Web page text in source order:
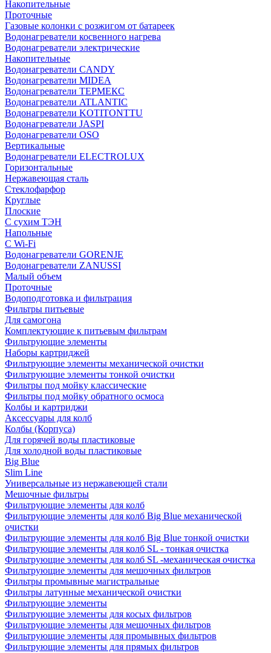
Накопительные
Проточные
Газовые колонки с розжигом от батареек
Водонагреватели косвенного нагрева
Водонагреватели электрические
Накопительные
Водонагреватели CANDY
Водонагреватели MIDEA
Водонагреватели ТЕРМЕКС
Водонагреватели ATLANTIC
Водонагреватели KOTITONTTU
Водонагреватели JASPI
Водонагреватели OSO
Вертикальные
Водонагреватели ELECTROLUX
Горизонтальные
Нержавеющая сталь
Стеклофарфор
Круглые
Плоские
С сухим ТЭН
Напольные
С Wi-Fi
Водонагреватели GORENJE
Водонагреватели ZANUSSI
Малый объем
Проточные
Водоподготовка и фильтрация
Фильтры питьевые
Для самогона
Комплектующие к питьевым фильтрам
Фильтрующие элементы
Наборы картриджей
Фильтрующие элементы механической очистки
Фильтрующие элементы тонкой очистки
Фильтры под мойку классические
Фильтры под мойку обратного осмоса
Колбы и картриджи
Аксессуары для колб
Колбы (Корпуса)
Для горячей воды пластиковые
Для холодной воды пластиковые
Big Blue
Slim Line
Универсальные из нержавеющей стали
Мешочные фильтры
Фильтрующие элементы для колб
Фильтрующие элементы для колб Big Blue механической
очистки
Фильтрующие элементы для колб Big Blue тонкой очистки
Фильтрующие элементы для колб SL - тонкая очистка
Фильтрующие элементы для колб SL -механическая очистка
Фильтрующие элементы для мешочных фильтров
Фильтры промывные магистральные
Фильтры латунные механической очистки
Фильтрующие элементы
Фильтрующие элементы для косых фильтров
Фильтрующие элементы для мешочных фильтров
Фильтрующие элементы для промывных фильтров
Фильтрующие элементы для прямых фильтров